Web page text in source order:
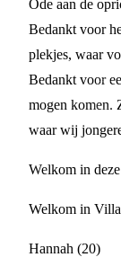
Ode aan de
Bedankt voor
plekjes, waar
Bedankt voor
mogen komen.
waar wij
Welkom in
Welkom in
Hannah (20)